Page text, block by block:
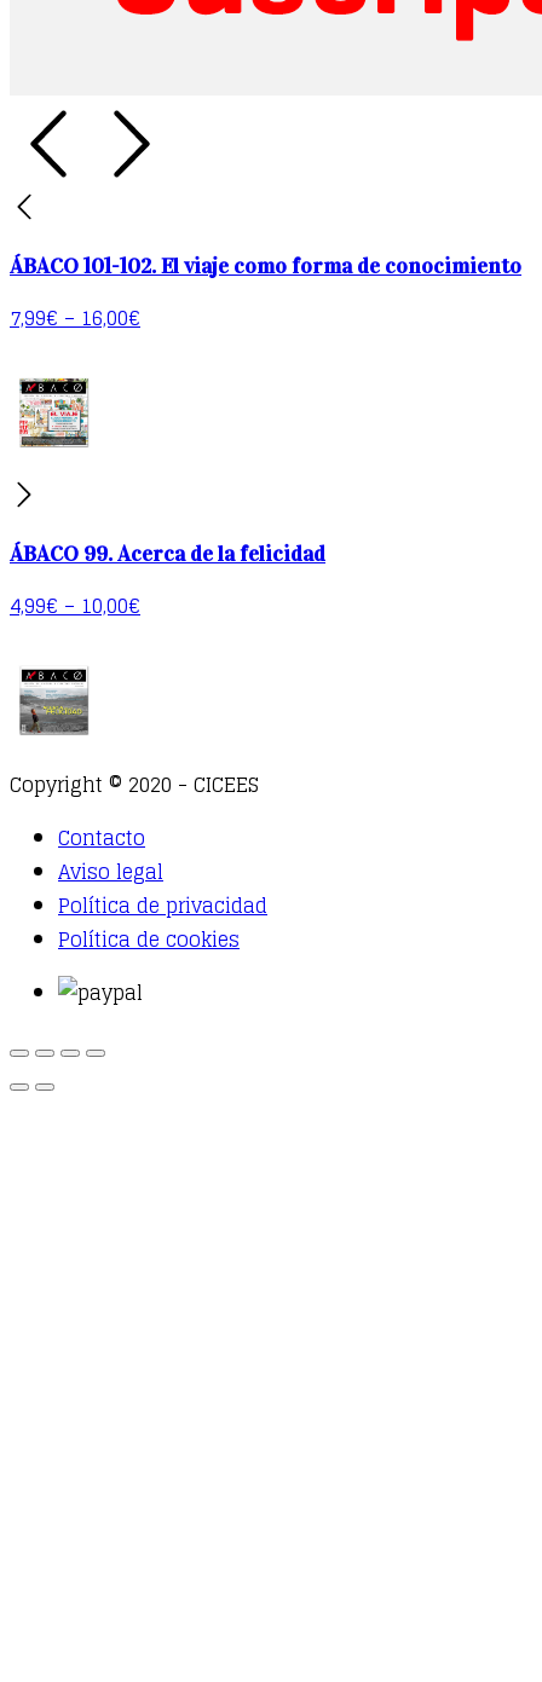
ÁBACO 101-102. El viaje como forma de conocimiento
7,99€–16,00€
ÁBACO 99. Acerca de la felicidad
4,99€–10,00€
Copyright © 2020 - CICEES
Contacto
Aviso legal
Política de privacidad
Política de cookies